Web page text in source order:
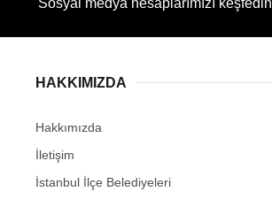
Sosyal medya hesaplarımızı keşfedin
HAKKIMIZDA
Hakkımızda
İletişim
İstanbul İlçe Belediyeleri